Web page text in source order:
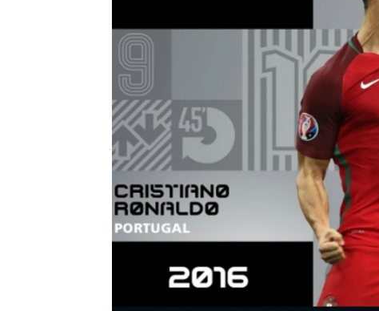
mega
Madrid
Publicado: 05 de julio de 2018, 01:42
Cristiano Ronaldo, Leo
finalistas para ganar el
se hace con el premio al
especial el próximolunes